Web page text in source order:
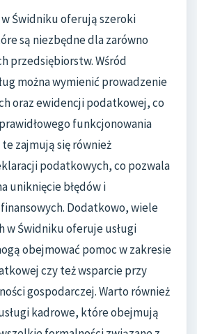
Świdniku oferują szeroki
są niezbędne dla zarówno
przedsiębiorstw. Wśród
można wymienić prowadzenie
oraz ewidencji podatkowej, co
funkcjonowania
zajmują się również
podatkowych, co pozwala
uniknięcie błędów i
Dodatkowo, wiele
w Świdniku oferuje usługi
obejmować pomoc w zakresie
czy też wsparcie przy
gospodarczej. Warto również
kadrowe, które obejmują